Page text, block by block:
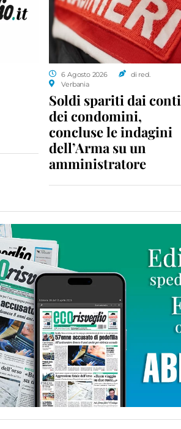
6 Agosto 2026
di red.
Verbania
Soldi spariti dai conti
dei condomini,
concluse le indagini
dell’Arma su un
amministratore